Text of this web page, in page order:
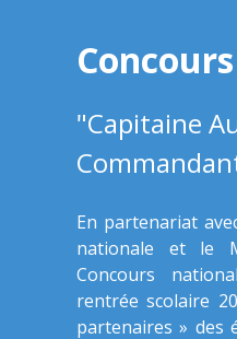
"Capitaine
En partenariat
nationale et le
Concours
rentrée scolaire
partenaires » des